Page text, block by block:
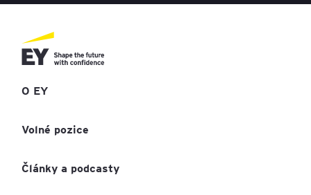
O EY
Volné pozice
Články a podcasty